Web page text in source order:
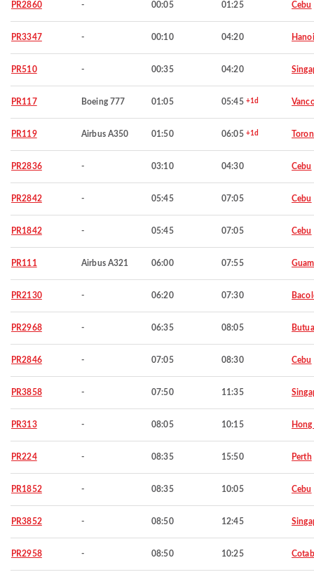
PR2860 - 00:05 01:25 Cebu
PR3347 - 00:10 04:20 Hanoi
PR510 - 00:35 04:20
PR117 Boeing 777 01:05 05:45 +1d
PR119 Airbus A350 01:50 06:05 +1d
PR2836 - 03:10 04:30 Cebu
PR2842 - 05:45 07:05 Cebu
PR1842 - 05:45 07:05 Cebu
PR111 Airbus A321 06:00 07:55 Guam
PR2130 - 06:20 07:30
PR2968 - 06:35 08:05
PR2846 - 07:05 08:30 Cebu
PR3858 - 07:50 11:35
PR313 - 08:05 10:15
PR224 - 08:35 15:50 Perth
PR1852 - 08:35 10:05 Cebu
PR3852 - 08:50 12:45
PR2958 - 08:50 10:25